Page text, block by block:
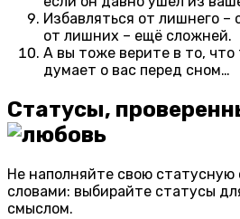
Избавляться от лишнего –
от лишних – ещё сложней.
А вы тоже верите в то, что
думает о вас перед сном…
Статусы,
Не наполняйте свою статусную
словами: выбирайте статусы
смыслом.